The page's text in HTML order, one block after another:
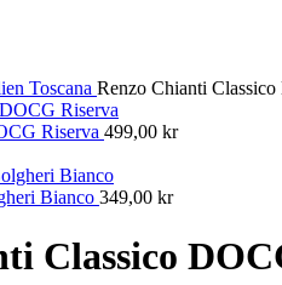
Toscana Renzo Chianti
Riserva 499,00 kr
Bianco 349,00 kr
Classico